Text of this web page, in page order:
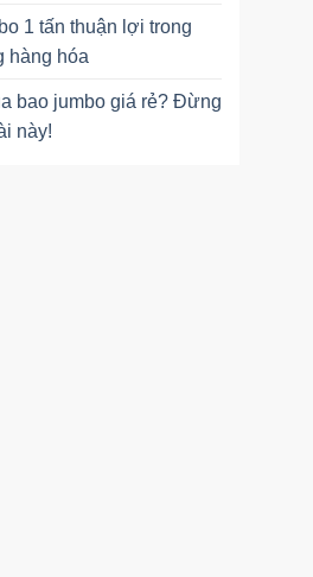
1 tấn thuận lợi trong
hàng hóa
bao jumbo giá rẻ? Đừng
này!